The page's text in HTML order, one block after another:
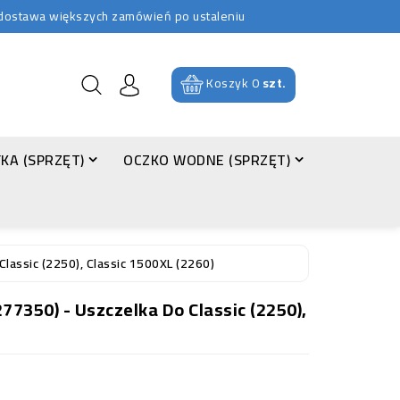
większych zamówień po ustaleniu
Koszyk0szt.
(SPRZĘT)
OCZKO WODNE (SPRZĘT)
(2250), Classic 1500XL (2260)
- Uszczelka Do Classic (2250),